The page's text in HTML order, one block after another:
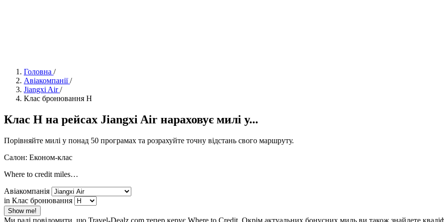
Головна /
Авіакомпанії /
Jiangxi Air /
Клас бронювання H
Клас H на рейсах Jiangxi Air нараховує милі у...
Порівняйте милі у понад 50 програмах та розрахуйте точну відстань свого маршруту.
Салон: Економ-клас
Where to credit miles…
Авіакомпанія
in Клас бронювання
Show me!
Ми раді повідомити, що Travel-Dealz.com тепер керує Where to Credit. Окрім актуальних бонусних миль ви також знайдете